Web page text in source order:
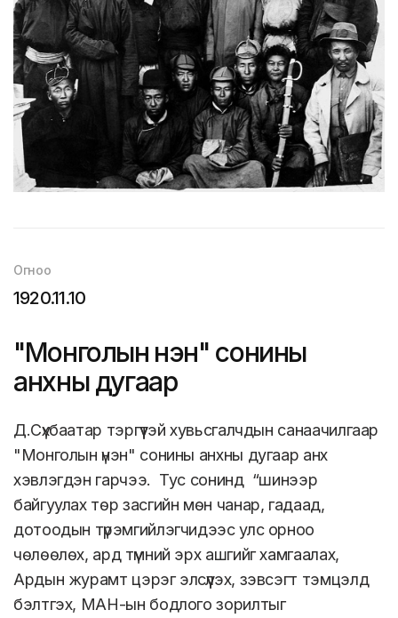
Огноо
1920.11.10
"Монголын үнэн" сонины
анхны дугаар
Д.Сүхбаатар тэргүүтэй хувьсгалчдын санаачилгаар
"Монголын үнэн" сонины анхны дугаар анх
хэвлэгдэн гарчээ. Тус сонинд “шинээр
байгуулах төр засгийн мөн чанар, гадаад,
дотоодын түрэмгийлэгчидээс улс орноо
чөлөөлөх, ард түмний эрх ашгийг хамгаалах,
Ардын журамт цэрэг элсүүлэх, зэвсэгт тэмцэлд
бэлтгэх, МАН-ын бодлого зорилтыг